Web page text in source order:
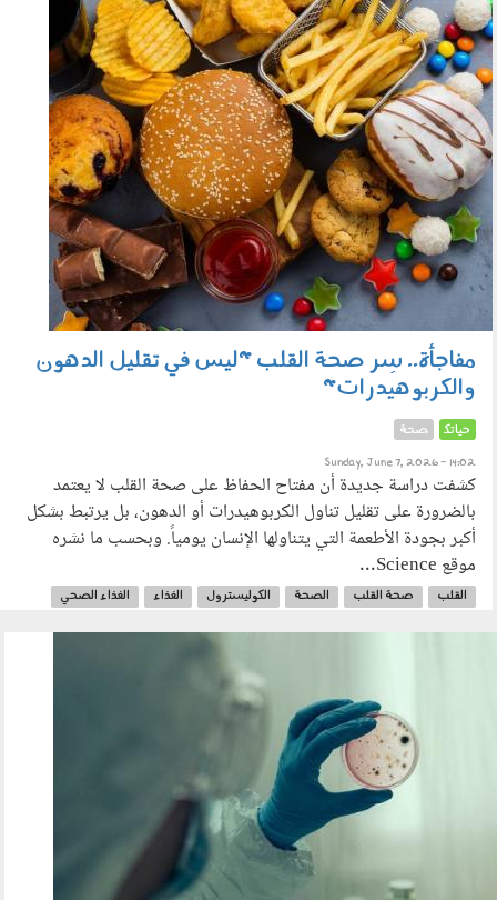
070603.jpg
مفاجأة.. سِر صحة القلب "ليس في تقليل الدهون
والكربوهيدرات"
حياتك صحة
Sunday, June 7, 2026 - 14:02
كشفت دراسة جديدة أن مفتاح الحفاظ على صحة القلب لا يعتمد
بالضرورة على تقليل تناول الكربوهيدرات أو الدهون، بل يرتبط بشكل
أكبر بجودة الأطعمة التي يتناولها الإنسان يومياً. وبحسب ما نشره
موقع Science...
القلب صحة القلب الصحة الكوليسترول الغذاء
الغذاء الصحي